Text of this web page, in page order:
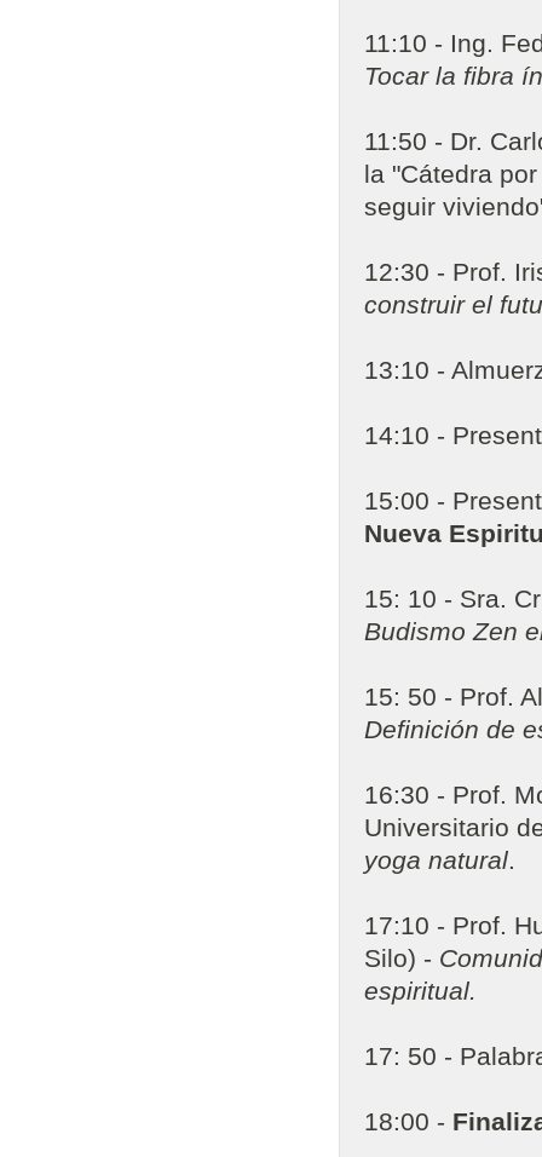
11:10 - Ing.
Tocar la fibra
11:50 - Dr.
la "Cátedra
seguir
12:30 - Prof.
construir el
13:10 -
14:10 -
15:00 -
Nueva
15: 10 - Sra.
Budismo Zen
15: 50 - Prof.
Definición de
16:30 - Prof.
Universitario
yoga natural.
17:10 - Prof.
Silo) -
espiritual.
17: 50 -
18:00 -